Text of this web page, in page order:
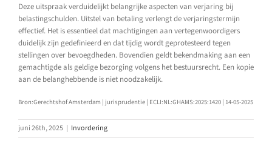
Deze uitspraak verduidelijkt belangrijke aspecten van verjaring bij
belastingschulden. Uitstel van betaling verlengt de verjaringstermijn
effectief. Het is essentieel dat machtigingen aan vertegenwoordigers
duidelijk zijn gedefinieerd en dat tijdig wordt geprotesteerd tegen
stellingen over bevoegdheden. Bovendien geldt bekendmaking aan een
gemachtigde als geldige bezorging volgens het bestuursrecht. Een kopie
aan de belanghebbende is niet noodzakelijk.
Bron:Gerechtshof Amsterdam | jurisprudentie | ECLI:NL:GHAMS:2025:1420 | 14-05-2025
juni 26th, 2025 | Invordering